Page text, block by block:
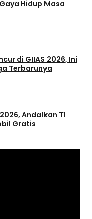
Hidup Masa
di GIIAS 2026, Ini
Terbarunya
Andalkan T1
Gratis